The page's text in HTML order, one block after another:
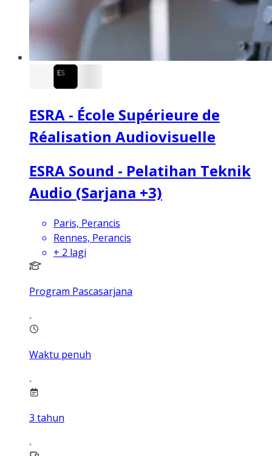
ESRA - École Supérieure de
Réalisation Audiovisuelle
ESRA Sound - Pelatihan Teknik
Audio (Sarjana +3)
Paris, Perancis
Rennes, Perancis
+ 2 lagi
Program Pascasarjana
Waktu penuh
3 tahun